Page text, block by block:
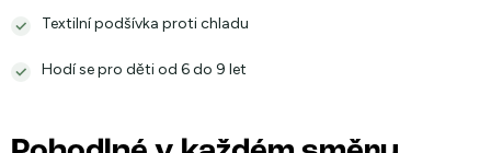
Textilní podšívka proti chladu
Hodí se pro děti od 6 do 9 let